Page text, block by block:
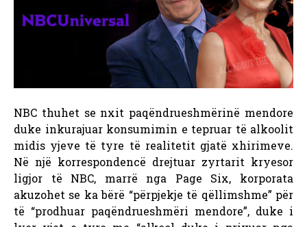
NBC thuhet se nxit paqëndrueshmërinë mendore
duke inkurajuar konsumimin e tepruar të alkoolit
midis yjeve të tyre të realitetit gjatë xhirimeve.
Në një korrespondencë drejtuar zyrtarit kryesor
ligjor të NBC, marrë nga Page Six, korporata
akuzohet se ka bërë “përpjekje të qëllimshme” për
të “prodhuar paqëndrueshmëri mendore”, duke i